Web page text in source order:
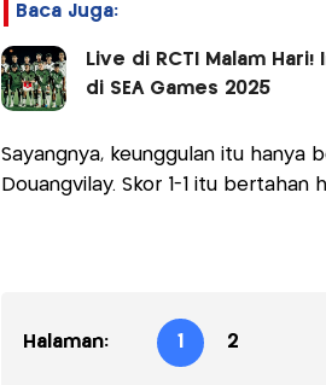
Baca Juga:
Live di RCTI Malam
di SEA Games 2025
Sayangnya, keunggulan itu hanya
Douangvilay. Skor 1-1 itu bertahan
Halaman: 1 2